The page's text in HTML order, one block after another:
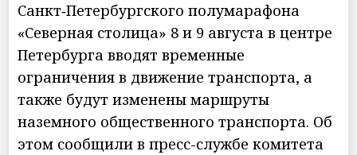
Санкт‑Петербургского полумарафона
«Северная столица» 8 и 9 августа в центре
Петербурга вводят временные
ограничения в движение транспорта, а
также будут изменены маршруты
наземного общественного транспорта. Об
этом сообщили в пресс-службе комитета